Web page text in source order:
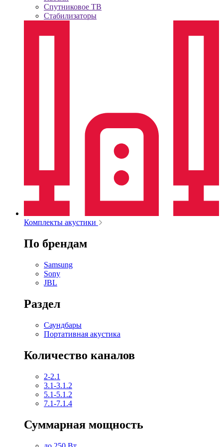
Спутниковое ТВ
Стабилизаторы
Комплекты акустики
По брендам
Samsung
Sony
JBL
Раздел
Саундбары
Портативная акустика
Количество каналов
2-2.1
3.1-3.1.2
5.1-5.1.2
7.1-7.1.4
Суммарная мощность